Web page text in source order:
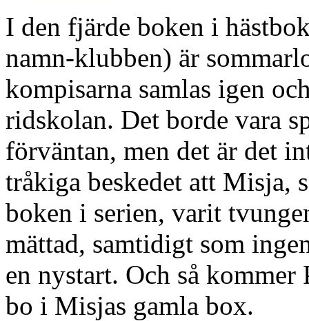
I den fjärde boken i
namn-klubben) är
kompisarna samlas igen
ridskolan. Det borde vara
förväntan, men det är det
tråkiga beskedet att
boken i serien, varit
mättad, samtidigt som
en nystart. Och så
bo i Misjas gamla box.